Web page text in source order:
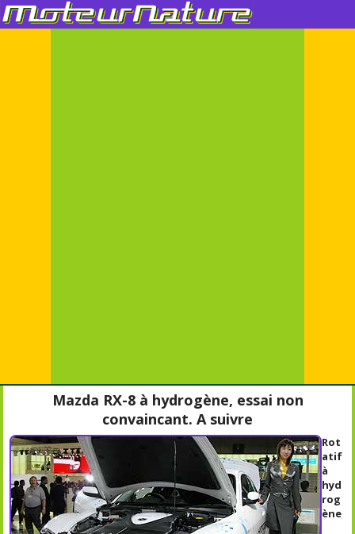
Mazda RX-8 à hydrogène, essai non
convaincant. A suivre
Rot
atif
à
hyd
rog
ène